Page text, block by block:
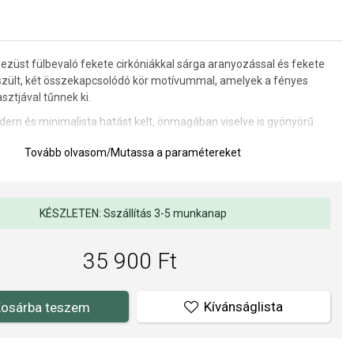
ezüst fülbevaló fekete cirkóniákkal sárga aranyozással és fekete
két összekapcsolódó kör motívummal, amelyek a fényes
tűnnek ki.
és minimalista hatást kelt, önmagában viselve is gyönyörű
mindennapi ékszerekkel.
Tovább olvasom/Mutassa a paramétereket
KÉSZLETEN: Sszállítás 3-5 munkanap
35 900 Ft
teszem Kívánságlista